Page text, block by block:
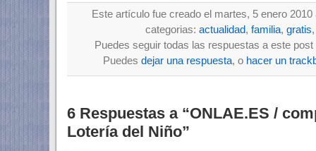
Este artículo fue creado el martes, 5 enero
categorias: actualidad, familia, gratis
Puedes seguir todas las respuestas a este
Puedes dejar una respuesta, o hacer un
6 Respuestas a “ONLAE.ES /
Lotería del Niño”